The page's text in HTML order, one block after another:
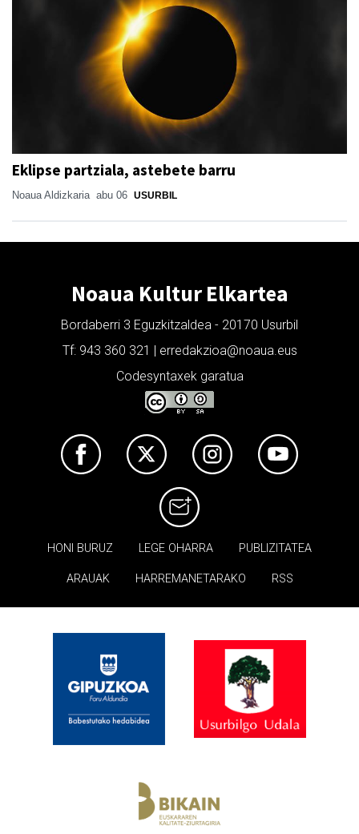
Eklipse partziala, astebete barru
Noaua Aldizkaria abu 06 USURBIL
Noaua Kultur Elkartea
Bordaberri 3 Eguzkitzaldea - 20170 Usurbil
Tf: 943 360 321 | erredakzioa@noaua.eus
Codesyntaxek garatua
HONI BURUZ LEGE OHARRA PUBLIZITATEA
ARAUAK HARREMANETARAKO RSS